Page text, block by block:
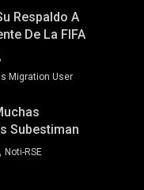
Respaldo A
De La FIFA
Migration User
Subestiman
Noti-RSE